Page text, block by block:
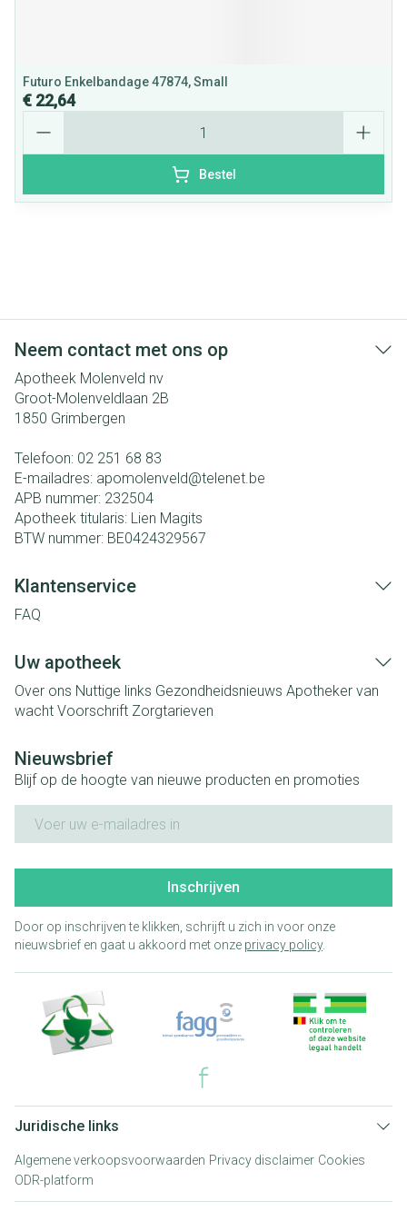
Futuro Enkelbandage 47874, Small
€ 22,64
Bestel
Neem contact met ons op
Apotheek Molenveld nv
Groot-Molenveldlaan 2B
1850 Grimbergen
Telefoon: 02 251 68 83
E-mailadres: apomolenveld@telenet.be
APB nummer: 232504
Apotheek titularis: Lien Magits
BTW nummer: BE0424329567
Klantenservice
FAQ
Uw apotheek
Over ons Nuttige links Gezondheidsnieuws Apotheker van
wacht Voorschrift Zorgtarieven
Nieuwsbrief
Blijf op de hoogte van nieuwe producten en promoties
Inschrijven
Door op inschrijven te klikken, schrijft u zich in voor onze
nieuwsbrief en gaat u akkoord met onze privacy policy.
Juridische links
Algemene verkoopsvoorwaarden Privacy disclaimer Cookies
ODR-platform